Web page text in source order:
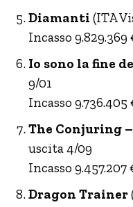
Diamanti (ITA
Incasso 9.829.369
Io sono la fine
9/01
Incasso 9.736.405
The Conjuring
uscita 4/09
Incasso 9.457.207
Dragon Trainer